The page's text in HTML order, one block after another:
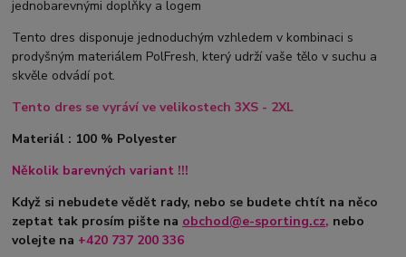
jednobarevnými doplňky a logem
Tento dres disponuje jednoduchým vzhledem v kombinaci s
prodyšným materiálem PolFresh, který udrží vaše tělo v suchu a
skvěle odvádí pot.
Tento dres se vyráví ve velikostech 3XS - 2XL
Materiál : 100 % Polyester
Několik barevných variant !!!
Když si nebudete vědět rady, nebo se budete chtít na něco
zeptat tak prosím pište na obchod@e-sporting.cz, nebo
volejte na +420 737 200 336